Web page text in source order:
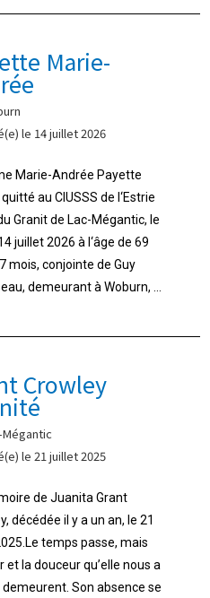
Marie-
le 14 juillet 2026
Marie-Andrée Payette
au CIUSSS de l‘Estrie
Granit de Lac-Mégantic, le
juillet 2026 à l‘âge de 69
mois, conjointe de Guy
demeurant à Woburn, ...
Crowley
le 21 juillet 2025
de Juanita Grant
décédée il y a un an, le 21
temps passe, mais
et la douceur qu’elle nous a
demeurent. Son absence se